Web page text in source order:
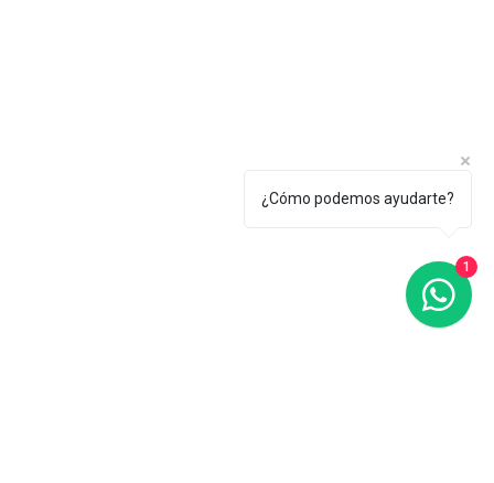
¿Cómo podemos ayudarte?
1